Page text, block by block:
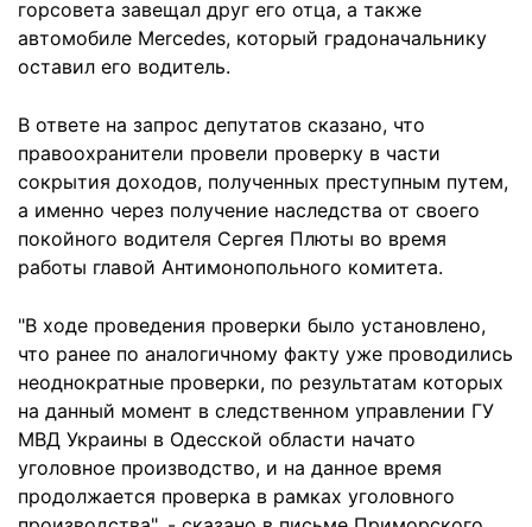
горсовета завещал друг его отца, а также
автомобиле Mercedes, который градоначальнику
оставил его водитель.
В ответе на запрос депутатов сказано, что
правоохранители провели проверку в части
сокрытия доходов, полученных преступным путем,
а именно через получение наследства от своего
покойного водителя Сергея Плюты во время
работы главой Антимонопольного комитета.
"В ходе проведения проверки было установлено,
что ранее по аналогичному факту уже проводились
неоднократные проверки, по результатам которых
на данный момент в следственном управлении ГУ
МВД Украины в Одесской области начато
уголовное производство, и на данное время
продолжается проверка в рамках уголовного